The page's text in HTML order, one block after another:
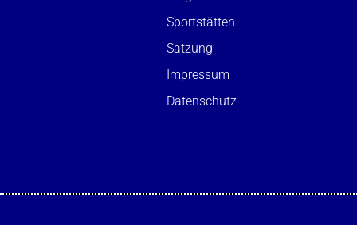
Sportstätten
Satzung
Impressum
Datenschutz